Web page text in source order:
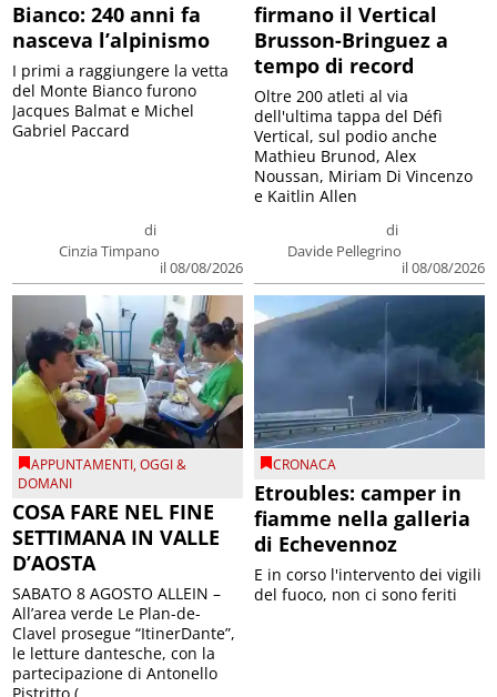
Bianco: 240 anni fa
nasceva l’alpinismo
di
Cinzia Timpano
il 08/08/2026
I primi a raggiungere la vetta
del Monte Bianco furono
Jacques Balmat e Michel
Gabriel Paccard
firmano il Vertical
Brusson-Bringuez a
tempo di record
di
Davide Pellegrino
il 08/08/2026
Oltre 200 atleti al via
dell'ultima tappa del Défì
Vertical, sul podio anche
Mathieu Brunod, Alex
Noussan, Miriam Di Vincenzo
e Kaitlin Allen
APPUNTAMENTI,OGGI &
DOMANI
COSA FARE NEL FINE
SETTIMANA IN VALLE
D’AOSTA
SABATO 8 AGOSTO ALLEIN –
All’area verde Le Plan-de-
Clavel prosegue “ItinerDante”,
le letture dantesche, con la
partecipazione di Antonello
CRONACA
Etroubles: camper in
fiamme nella galleria
di Echevennoz
E in corso l'intervento dei vigili
del fuoco, non ci sono feriti